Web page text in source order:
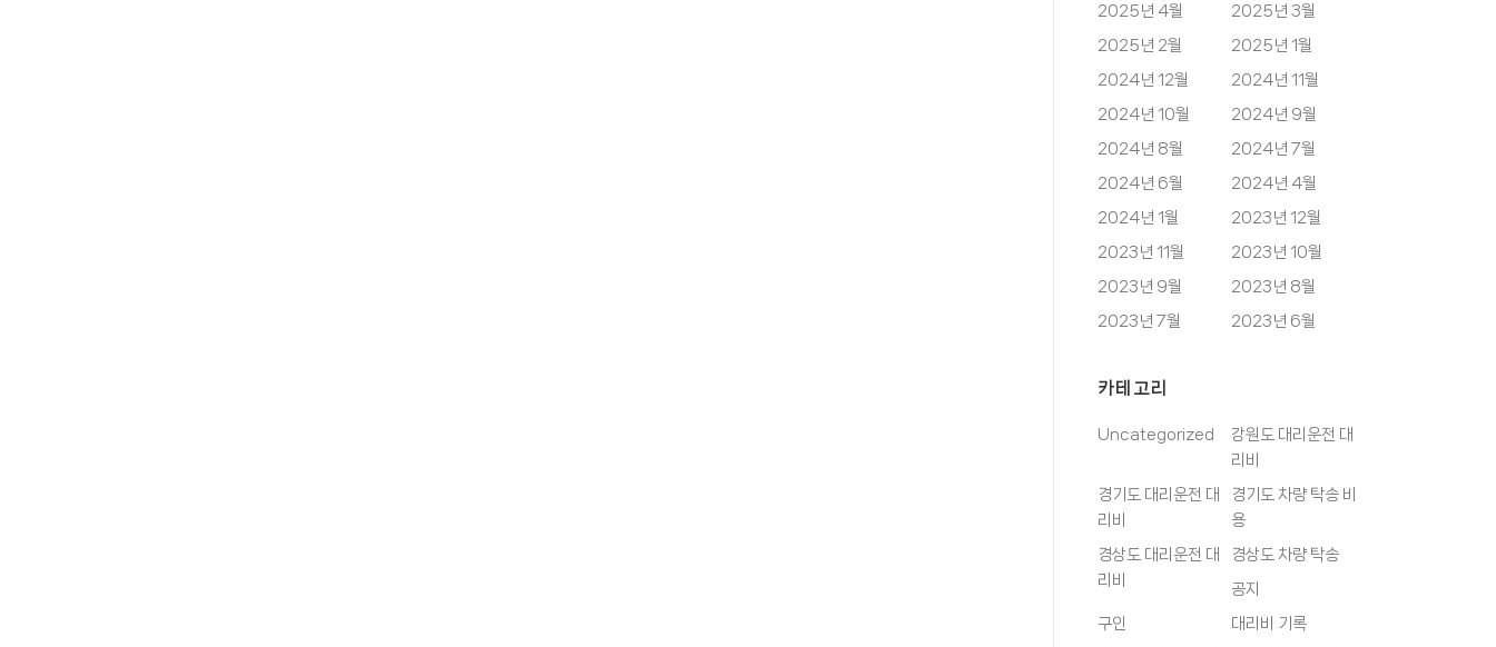
2025년 4월
2025년 3월
2025년 2월
2025년 1월
2024년 12월
2024년 11월
2024년 10월
2024년 9월
2024년 8월
2024년 7월
2024년 6월
2024년 4월
2024년 1월
2023년 12월
2023년 11월
2023년 10월
2023년 9월
2023년 8월
2023년 7월
2023년 6월
카테고리
Uncategorized
강원도 대리운전 대
리비
경기도 대리운전 대
리비
경기도 차량 탁송 비
용
경상도 대리운전 대
리비
경상도 차량 탁송
공지
구인
대리비 기록